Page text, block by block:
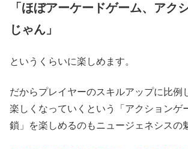
「ほぼアーケードゲーム、アク
じゃん」
というくらいに楽しめます。
だからプレイヤーのスキルアップに比例
楽しくなっていくという「アクションゲ
鎖」を楽しめるのもニュージェネシスの